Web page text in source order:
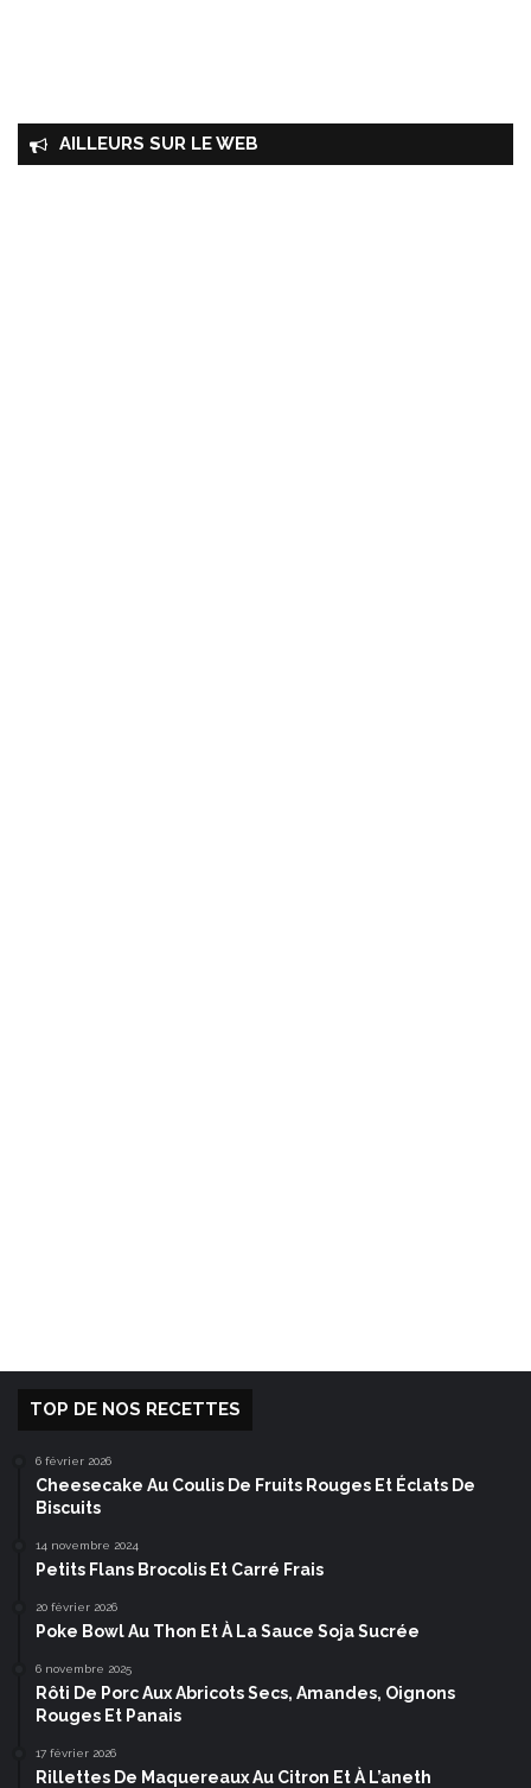
AILLEURS SUR LE WEB
TOP DE NOS RECETTES
6 février 2026
Cheesecake Au Coulis De Fruits Rouges Et Éclats De
Biscuits
14 novembre 2024
Petits Flans Brocolis Et Carré Frais
20 février 2026
Poke Bowl Au Thon Et À La Sauce Soja Sucrée
6 novembre 2025
Rôti De Porc Aux Abricots Secs, Amandes, Oignons
Rouges Et Panais
17 février 2026
Rillettes De Maquereaux Au Citron Et À L’aneth